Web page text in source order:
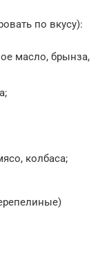
по вкусу):
масло, брынза,
колбаса;